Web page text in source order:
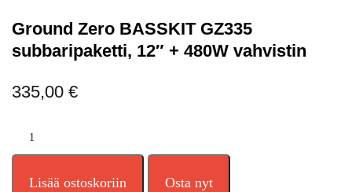
Ground Zero BASSKIT GZ335
subbaripaketti, 12″ + 480W vahvistin
335,00 €
Lisää ostoskoriin Osta nyt